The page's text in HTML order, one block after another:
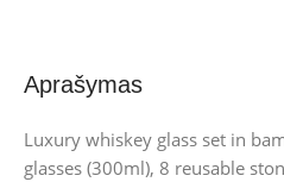
Aprašymas
Luxury whiskey glass set in
glasses (300ml), 8 reusable